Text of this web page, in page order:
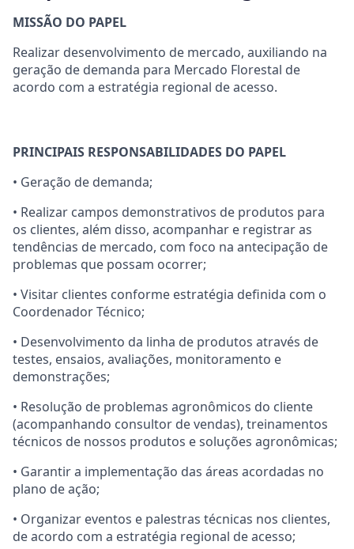
MISSÃO DO PAPEL
Realizar desenvolvimento de mercado, auxiliando na
geração de demanda para Mercado Florestal de
acordo com a estratégia regional de acesso.
PRINCIPAIS RESPONSABILIDADES DO PAPEL
• Geração de demanda;
• Realizar campos demonstrativos de produtos para
os clientes, além disso, acompanhar e registrar as
tendências de mercado, com foco na antecipação de
problemas que possam ocorrer;
• Visitar clientes conforme estratégia definida com o
Coordenador Técnico;
• Desenvolvimento da linha de produtos através de
testes, ensaios, avaliações, monitoramento e
demonstrações;
• Resolução de problemas agronômicos do cliente
(acompanhando consultor de vendas), treinamentos
técnicos de nossos produtos e soluções agronômicas;
• Garantir a implementação das áreas acordadas no
plano de ação;
• Organizar eventos e palestras técnicas nos clientes,
de acordo com a estratégia regional de acesso;